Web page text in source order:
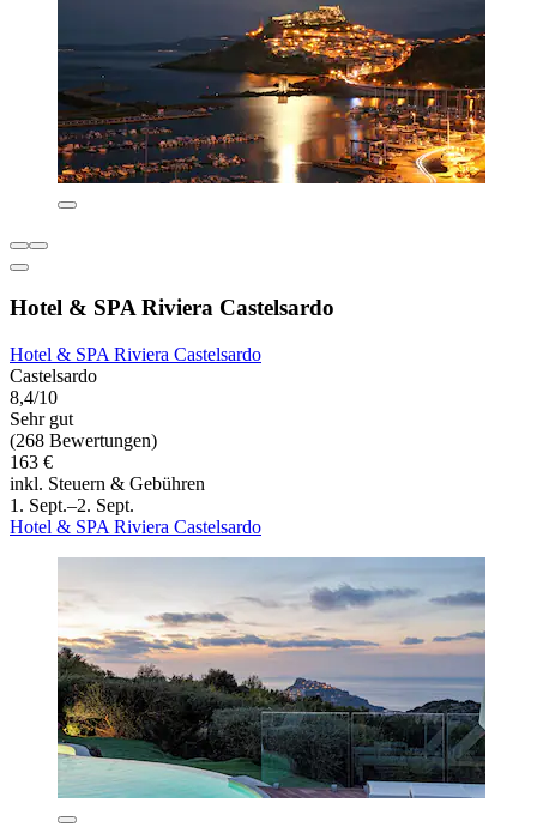
Hotel & SPA Riviera Castelsardo
Hotel & SPA Riviera Castelsardo
Castelsardo
8,4/10
Sehr gut
(268 Bewertungen)
163 €
inkl. Steuern & Gebühren
1. Sept.–2. Sept.
Hotel & SPA Riviera Castelsardo